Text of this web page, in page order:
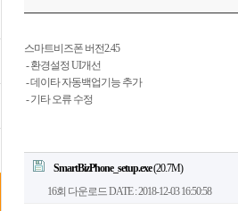
스마트비즈폰 버전2.45
- 환경설정 UI개선
- 데이타 자동백업기능 추가
- 기타 오류 수정
SmartBizPhone_setup.exe(20.7M)
16회 다운로드 DATE : 2018-12-03 16:50:58